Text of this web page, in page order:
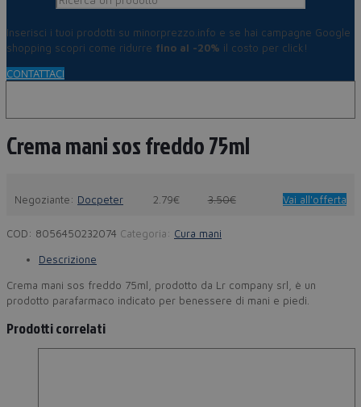
Inserisci i tuoi prodotti su minorprezzo.info e se hai campagne Google
shopping scopri come ridurre fino al -20% il costo per click!
CONTATTACI
Crema mani sos freddo 75ml
Negoziante: Docpeter 3.50€
2.79€ Vai all'offerta
COD: 8056450232074 Categoria: Cura mani
Descrizione
Crema mani sos freddo 75ml, prodotto da Lr company srl, è un
prodotto parafarmaco indicato per benessere di mani e piedi.
Prodotti correlati